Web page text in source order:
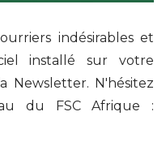
indésirables et
installé sur votre
Newsletter. N'hésitez
du FSC Afrique :